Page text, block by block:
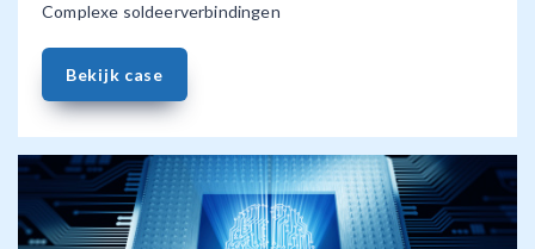
Complexe soldeerverbindingen
Bekijk case